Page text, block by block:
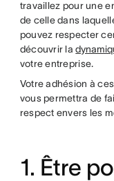
travaillez pour une
de celle dans
pouvez respecter
découvrir la
votre entreprise.
Votre adhésion à
vous permettra de
respect envers les
1. Être